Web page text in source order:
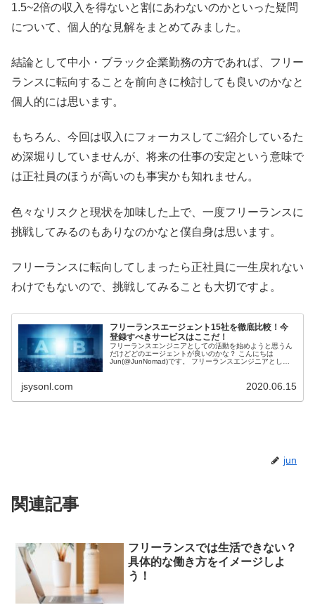
1.5~2倍の収入を得ないと割にあわないのかといった疑問
について、個人的な見解をまとめてみました。
結論として中小・ブラック企業勤務の方であれば、フリー
ランスに転向することを前向きに検討しても良いのかなと
個人的には思います。
もちろん、今回は収入にフォーカスしてご紹介しているた
め深堀りしていませんが、将来の仕事の安定という意味で
は正社員のほうが高いのも事実かも知れません。
色々なリスクと現状を加味した上で、一度フリーランスに
挑戦してみるのもありなのかなと僕自身は思います。
フリーランスに転向してしまったら正社員に一生戻れない
わけでもないので、挑戦してみることも大切ですよ。
フリーランスエージェント15社を徹底比較！今
登録すべきサービスはここだ！
フリーランスエンジニアとしての活動を始めようと思うん
だけどどのエージェントが良いのかな？ こんにちは
Jun(@JunNomad)です。 フリーランスエンジニアとして
jsysonl.com 2020.06.15
jun
関連記事
フリーランスでは生活できない？
具体的な働き方をイメージしよ
う！